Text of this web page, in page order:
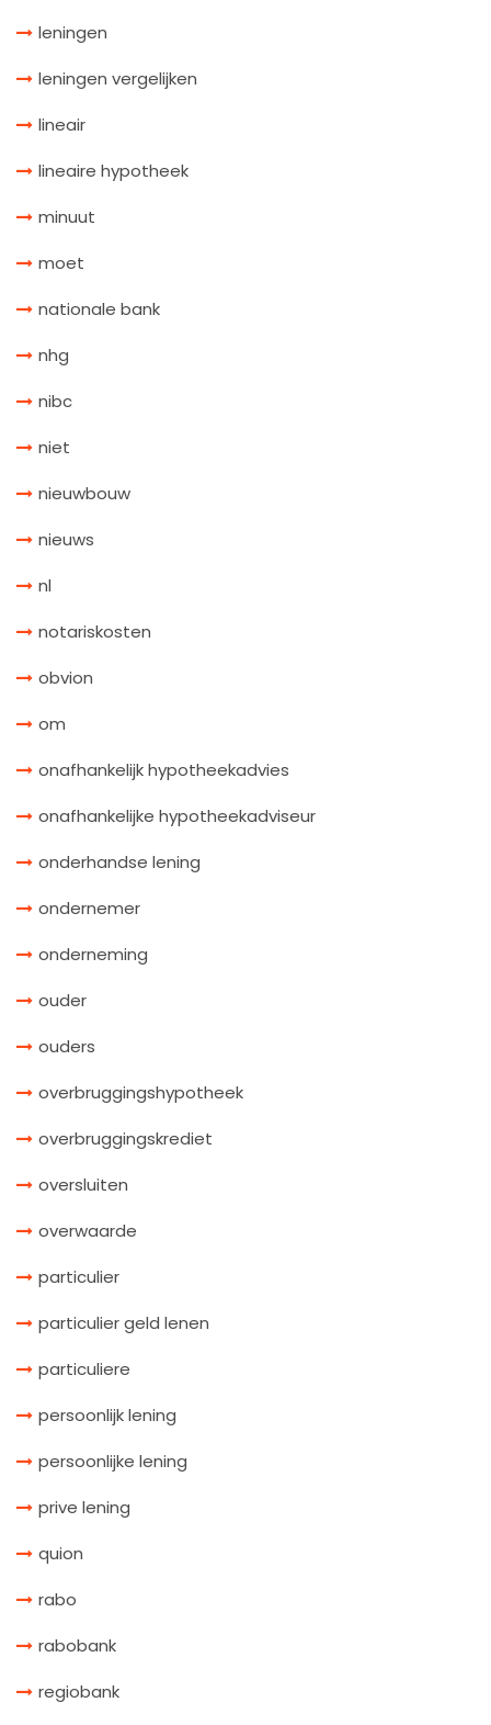
leningen
leningen vergelijken
lineair
lineaire hypotheek
minuut
moet
nationale bank
nhg
nibc
niet
nieuwbouw
nieuws
nl
notariskosten
obvion
om
onafhankelijk hypotheekadvies
onafhankelijke hypotheekadviseur
onderhandse lening
ondernemer
onderneming
ouder
ouders
overbruggingshypotheek
overbruggingskrediet
oversluiten
overwaarde
particulier
particulier geld lenen
particuliere
persoonlijk lening
persoonlijke lening
prive lening
quion
rabo
rabobank
regiobank